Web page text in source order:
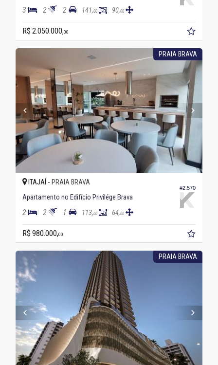
3 2 2 141,00 90,00
R$ 2.050.000,00
PRAIA BRAVA
#2.570
ITAJAÍ - PRAIA BRAVA
Apartamento no Edifício Privilége Brava
2 2 1 113,00 64,00
R$ 980.000,00
PRAIA BRAVA